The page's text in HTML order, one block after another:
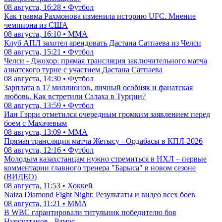
08 августа, 16:28 • Футбол
Как травма Рахмонова изменила историю UFC. Мнение
чемпиона из США
08 августа, 16:10 • ММА
Клуб АПЛ захотел арендовать Дастана Сатпаева из Челси
08 августа, 15:21 • Футбол
Челси - Джохор: прямая трансляция заключительного матча
азиатского турне с участием Дастана Сатпаева
08 августа, 14:30 • Футбол
Зарплата в 17 миллионов, личный особняк и фанатская
любовь. Как встретили Салаха в Турции?
08 августа, 13:59 • Футбол
Иан Гэрри отметился очередным громким заявлением перед
боем с Махачевым
08 августа, 13:09 • ММА
Прямая трансляция матча Жетысу - Ордабасы в КПЛ-2026
08 августа, 12:16 • Футбол
Молодым казахстанцам нужно стремиться в НХЛ – первые
комментарии главного тренера "Барыса" в новом сезоне
(ВИДЕО)
08 августа, 11:53 • Хоккей
Naiza Diamond Fight Night: Результаты и видео всех боев
08 августа, 11:21 • ММА
В WBC гарантировали титульник победителю боя